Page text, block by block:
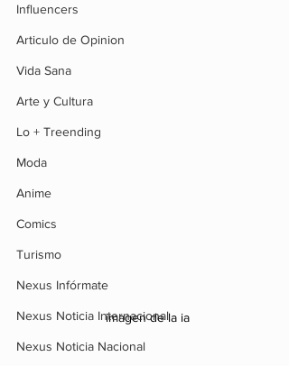
Influencers
Articulo de Opinion
Vida Sana
Arte y Cultura
Lo + Treending
Moda
Anime
Comics
Turismo
Nexus Infórmate
Nexus Noticia Internacional
Nexus Noticia Nacional
imagen de la ia